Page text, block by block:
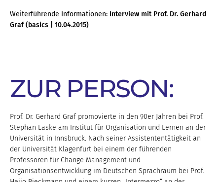
Weiterführende Informationen: Interview mit Prof. Dr. Gerhard
Graf (basics | 10.04.2015)
ZUR PERSON:
Prof. Dr. Gerhard Graf promovierte in den 90er Jahren bei Prof.
Stephan Laske am Institut für Organisation und Lernen an der
Universität in Innsbruck. Nach seiner Assistententätigkeit an
der Universität Klagenfurt bei einem der führenden
Professoren für Change Management und
Organisationsentwicklung im Deutschen Sprachraum bei Prof.